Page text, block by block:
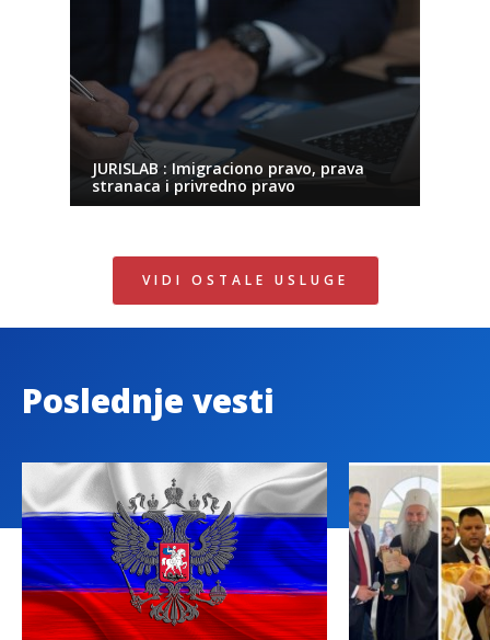
JURISLAB : Imigraciono pravo, prava
stranaca i privredno pravo
VIDI OSTALE USLUGE
Poslednje vesti